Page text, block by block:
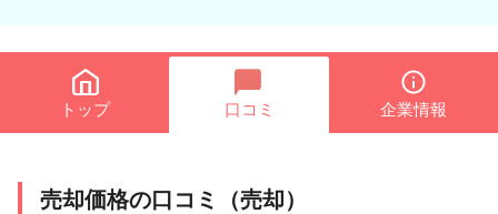
トップ 口コミ 企業情報
売却価格の口コミ（売却）